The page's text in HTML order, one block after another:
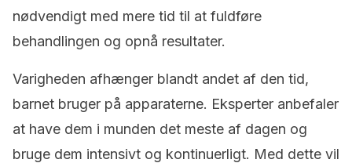
nødvendigt med mere tid til at fuldføre
behandlingen og opnå resultater.
Varigheden afhænger blandt andet af den tid,
barnet bruger på apparaterne. Eksperter anbefaler
at have dem i munden det meste af dagen og
bruge dem intensivt og kontinuerligt. Med dette vil